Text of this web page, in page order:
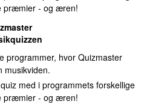
præmier - og æren!
programmer, hvor Quizmaster
musikviden.
med i programmets forskellige
præmier - og æren!